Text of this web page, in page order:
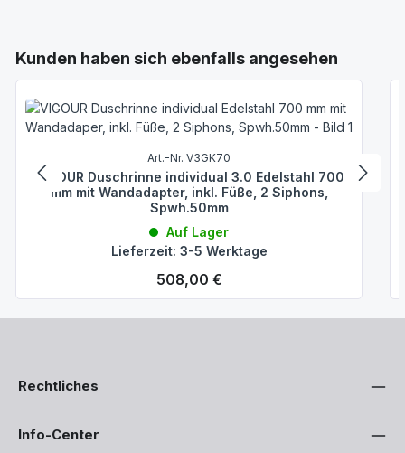
Produktgalerie überspringen
Kunden haben sich ebenfalls angesehen
Art.-Nr. V3GK70
VIGOUR Duschrinne individual 3.0 Edelstahl 700
mm mit Wandadapter, inkl. Füße, 2 Siphons,
Spwh.50mm
Auf Lager
Lieferzeit: 3-5 Werktage
Regulärer Preis:
508,00 €
Rechtliches
Info-Center